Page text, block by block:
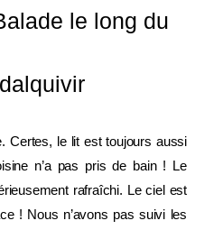
le long du
Certes, le lit est toujours aussi
n’a pas pris de bain ! Le
rafraîchi. Le ciel est
! Nous n’avons pas suivi les